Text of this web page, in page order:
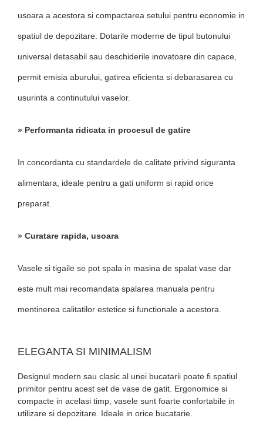
usoara a acestora si compactarea setului pentru economie in
spatiul de depozitare. Dotarile moderne de tipul butonului
universal detasabil sau deschiderile inovatoare din capace,
permit emisia aburului, gatirea eficienta si debarasarea cu
usurinta a continutului vaselor.
» Performanta ridicata in procesul de gatire
In concordanta cu standardele de calitate privind siguranta
alimentara, ideale pentru a gati uniform si rapid orice
preparat.
» Curatare rapida, usoara
Vasele si tigaile se pot spala in masina de spalat vase dar
este mult mai recomandata spalarea manuala pentru
mentinerea calitatilor estetice si functionale a acestora.
ELEGANTA SI MINIMALISM
Designul modern sau clasic al unei bucatarii poate fi spatiul
primitor pentru acest set de vase de gatit. Ergonomice si
compacte in acelasi timp, vasele sunt foarte confortabile in
utilizare si depozitare. Ideale in orice bucatarie.